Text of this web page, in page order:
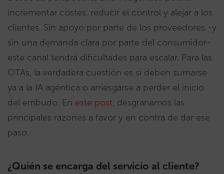
incrementar costes, reducir el control y alejar a los
clientes. Sin apoyo por parte de los proveedores -y
sin una demanda clara por parte del consumidor-
este canal tendrá dificultades para escalar. Para las
OTAs, la verdadera cuestión es si deben sumarse
ya a la IA agéntica o arriesgarse a perder el inicio
del embudo. En este post, desgranamos las
principales razones a favor y en contra de dar ese
paso.
¿Quién se encarga del servicio al cliente?